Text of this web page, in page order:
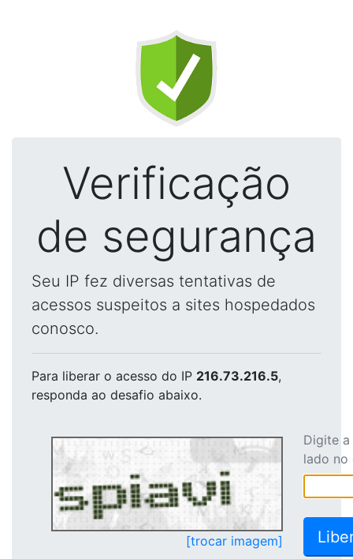
Verificação
de segurança
Seu IP fez diversas tentativas de
acessos suspeitos a sites hospedados
conosco.
Para liberar o acesso do IP 216.73.216.5,
responda ao desafio abaixo.
[trocar imagem]
Digite
lado no